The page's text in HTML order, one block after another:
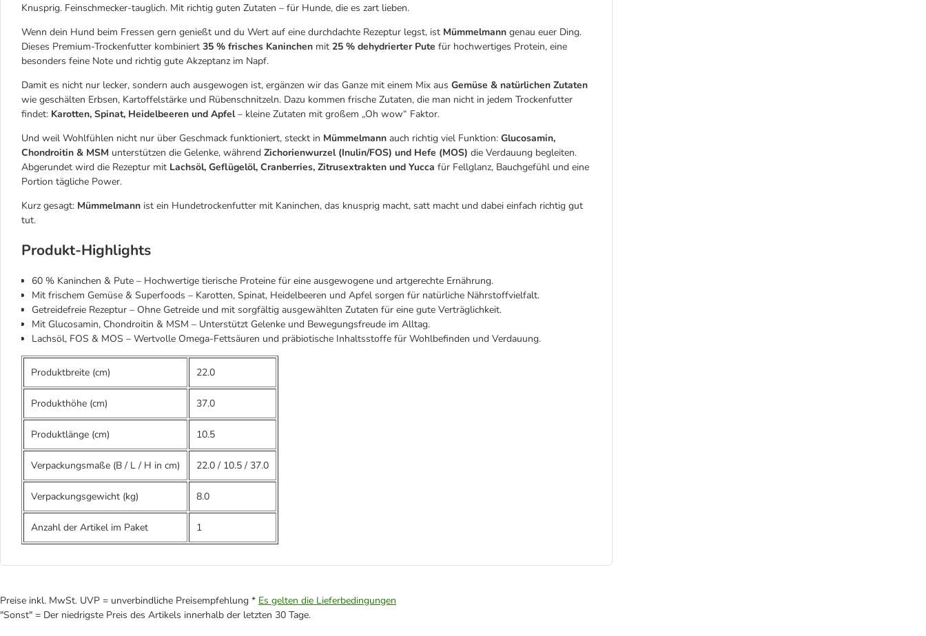
Knusprig. Feinschmecker-tauglich. Mit richtig guten Zutaten – für Hunde, die es zart lieben.
Wenn dein Hund beim Fressen gern genießt und du Wert auf eine durchdachte Rezeptur legst, ist Mümmelmann genau euer Ding.
Dieses Premium-Trockenfutter kombiniert 35 % frisches Kaninchen mit 25 % dehydrierter Pute für hochwertiges Protein, eine
besonders feine Note und richtig gute Akzeptanz im Napf.
Damit es nicht nur lecker, sondern auch ausgewogen ist, ergänzen wir das Ganze mit einem Mix aus Gemüse & natürlichen Zutaten
wie geschälten Erbsen, Kartoffelstärke und Rübenschnitzeln. Dazu kommen frische Zutaten, die man nicht in jedem Trockenfutter
findet: Karotten, Spinat, Heidelbeeren und Apfel– kleine Zutaten mit großem „Oh wow“ Faktor.
Und weil Wohlfühlen nicht nur über Geschmack funktioniert, steckt in Mümmelmann auch richtig viel Funktion: Glucosamin,
Chondroitin & MSM unterstützen die Gelenke, während Zichorienwurzel (Inulin/FOS) und Hefe (MOS) die Verdauung begleiten.
Abgerundet wird die Rezeptur mit Lachsöl, Geflügelöl, Cranberries, Zitrusextrakten und Yucca für Fellglanz, Bauchgefühl und eine
Portion tägliche Power.
Kurz gesagt: Mümmelmann ist ein Hundetrockenfutter mit Kaninchen, das knusprig macht, satt macht und dabei einfach richtig gut
tut.
Produkt-Highlights
60 % Kaninchen & Pute – Hochwertige tierische Proteine für eine ausgewogene und artgerechte Ernährung.
Mit frischem Gemüse & Superfoods – Karotten, Spinat, Heidelbeeren und Apfel sorgen für natürliche Nährstoffvielfalt.
Getreidefreie Rezeptur – Ohne Getreide und mit sorgfältig ausgewählten Zutaten für eine gute Verträglichkeit.
Mit Glucosamin, Chondroitin & MSM – Unterstützt Gelenke und Bewegungsfreude im Alltag.
Lachsöl, FOS & MOS – Wertvolle Omega-Fettsäuren und präbiotische Inhaltsstoffe für Wohlbefinden und Verdauung.
Produktbreite (cm) 22.0
Produkthöhe (cm) 37.0
Produktlänge (cm) 10.5
Verpackungsmaße (B / L / H in cm) 22.0 / 10.5 / 37.0
Verpackungsgewicht (kg) 8.0
Anzahl der Artikel im Paket 1
Preise inkl. MwSt. UVP = unverbindliche Preisempfehlung * Es gelten die Lieferbedingungen
"Sonst" = Der niedrigste Preis des Artikels innerhalb der letzten 30 Tage.